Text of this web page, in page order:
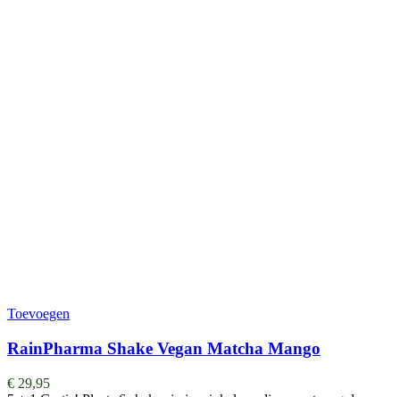
Toevoegen
RainPharma Shake Vegan Matcha Mango
€ 29,95